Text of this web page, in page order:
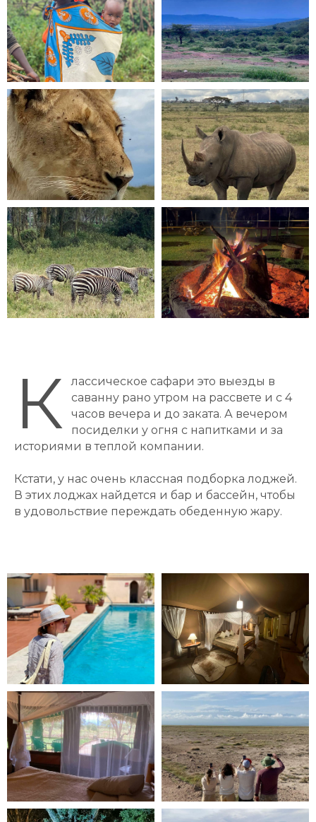
К
лассическое сафари это выезды в
саванну рано утром на рассвете и с 4
часов вечера и до заката. А вечером
посиделки у огня с напитками и за
историями в теплой компании.
Кстати, у нас очень классная подборка лоджей.
В этих лоджах найдется и бар и бассейн, чтобы
в удовольствие переждать обеденную жару.